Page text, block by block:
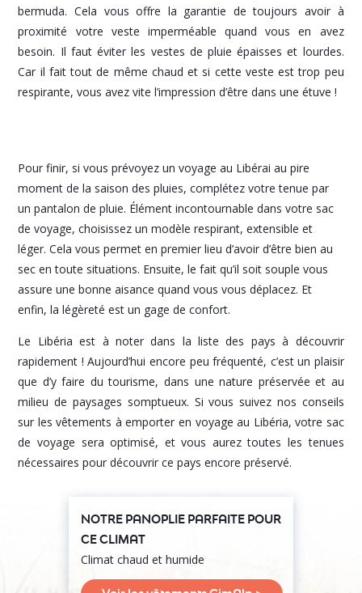
bermuda. Cela vous offre la garantie de toujours avoir à
proximité votre veste imperméable quand vous en avez
besoin. Il faut éviter les vestes de pluie épaisses et lourdes.
Car il fait tout de même chaud et si cette veste est trop peu
respirante, vous avez vite l’impression d’être dans une étuve !
Pour finir, si vous prévoyez un voyage au Libérai au pire
moment de la saison des pluies, complétez votre tenue par
un pantalon de pluie. Élément incontournable dans votre sac
de voyage, choisissez un modèle respirant, extensible et
léger. Cela vous permet en premier lieu d’avoir d’être bien au
sec en toute situations. Ensuite, le fait qu’il soit souple vous
assure une bonne aisance quand vous vous déplacez. Et
enfin, la légèreté est un gage de confort.
Le Libéria est à noter dans la liste des pays à découvrir
rapidement ! Aujourd’hui encore peu fréquenté, c’est un plaisir
que d’y faire du tourisme, dans une nature préservée et au
milieu de paysages somptueux. Si vous suivez nos conseils
sur les vêtements à emporter en voyage au Libéria, votre sac
de voyage sera optimisé, et vous aurez toutes les tenues
nécessaires pour découvrir ce pays encore préservé.
NOTRE PANOPLIE PARFAITE POUR
CE CLIMAT
Climat chaud et humide